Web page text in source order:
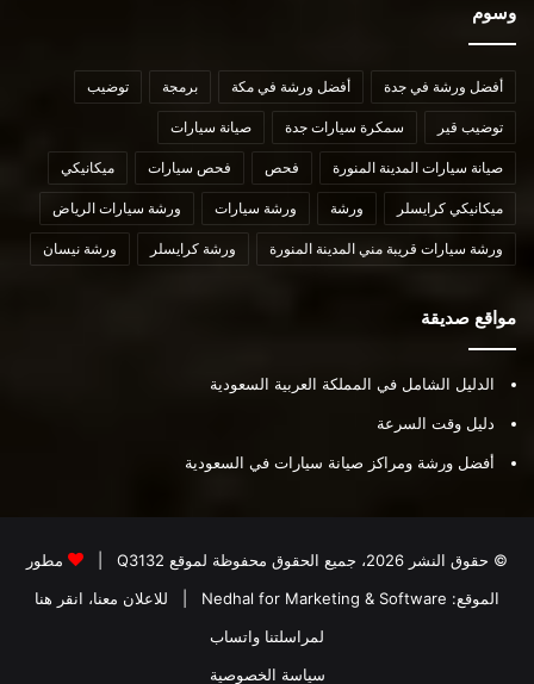
وسوم
أفضل ورشة في جدة أفضل ورشة في مكة برمجة توضيب
توضيب قير سمكرة سيارات جدة صيانة سيارات
صيانة سيارات المدينة المنورة فحص فحص سيارات ميكانيكي
ميكانيكي كرايسلر ورشة ورشة سيارات ورشة سيارات الرياض
ورشة سيارات قريبة مني المدينة المنورة ورشة كرايسلر ورشة نيسان
مواقع صديقة
الدليل الشامل في المملكة العربية السعودية
دليل وقت السرعة
أفضل ورشة ومراكز صيانة سيارات في السعودية
© حقوق النشر 2026، جميع الحقوق محفوظة لموقع Q3132
مطور
الموقع: Nedhal for Marketing & Software
للاعلان معنا، انقر هنا
لمراسلتنا واتساب
سياسة الخصوصية